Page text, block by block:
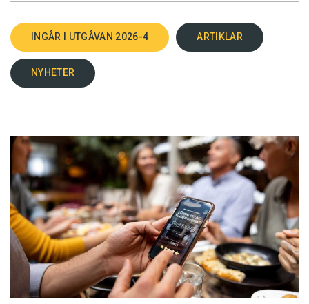
INGÅR I UTGÅVAN 2026-4 ARTIKLAR
NYHETER